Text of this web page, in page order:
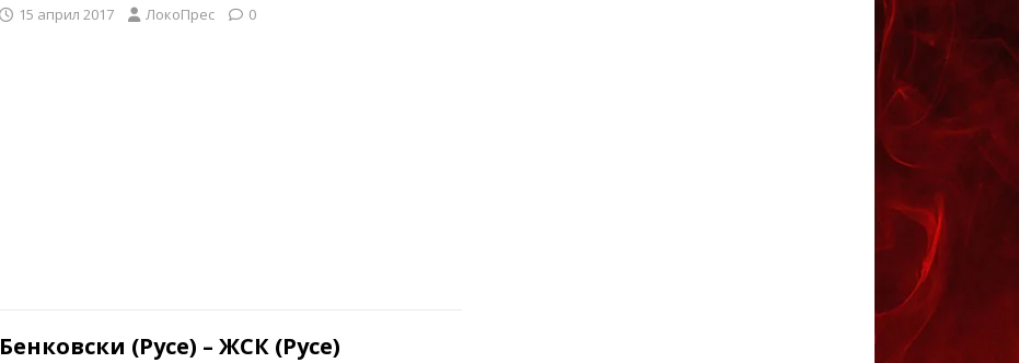
15 април 2017 ЛокоПрес 0
Бенковски (Русе) – ЖСК (Русе)